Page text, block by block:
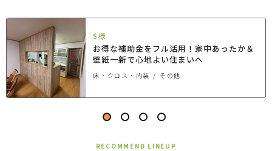
S様
お得な補助金をフル活用！家中あったか＆
壁紙一新で心地よい住まいへ
床・クロス・内装 その他
RECOMMEND LINEUP